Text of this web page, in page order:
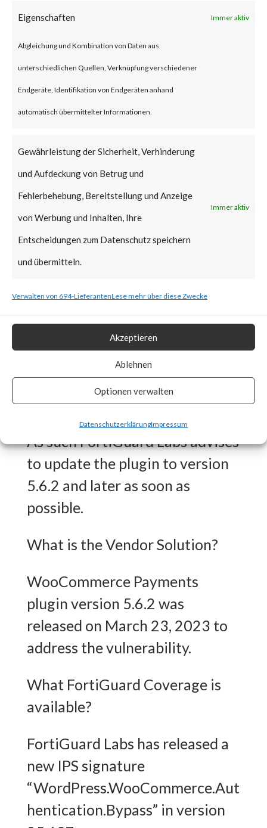
Eigenschaften Immer aktiv
Abgleichung und Kombination von Daten aus
unterschiedlichen Quellen, Verknüpfung verschiedener
Endgeräte, Identifikation von Endgeräten anhand
automatisch übermittelter Informationen.
Gewährleistung der Sicherheit, Verhinderung
und Aufdeckung von Betrug und
Fehlerbehebung, Bereitstellung und Anzeige
von Werbung und Inhalten, Ihre
Entscheidungen zum Datenschutz speichern
und übermitteln.
Immer aktiv
Verwalten von 694-LieferantenLese mehr über diese Zwecke
Akzeptieren
Ablehnen
Optionen verwalten
DatenschutzerklärungImpressum
the vulnerability could allow an
unauthorized attacker to gain
admin privileges on the
WordPress websites installed
with the vulnerable version of
According to NIST (National
Institute of Standards and
Technology), CVE-2023-28121
has a CVSS base score of 9.8 and
is rated critical.
Why is this Significant?
This is significant because
WooCommerce Payments is a
popular plugin (>600,000 active
installations) and is reported to
be actively exploited in the wild.
As such FortiGuard Labs advises
to update the plugin to version
5.6.2 and later as soon as
possible.
What is the Vendor Solution?
WooCommerce Payments
plugin version 5.6.2 was
released on March 23, 2023 to
address the vulnerability.
What FortiGuard Coverage is
available?
FortiGuard Labs has released a
new IPS signature
“WordPress.WooCommerce.Aut
hentication.Bypass” in version